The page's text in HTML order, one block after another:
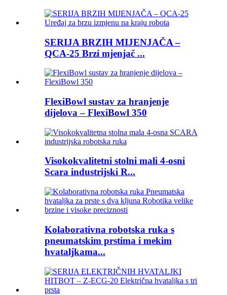
SERIJA BRZIH MIJENJAČA –
QCA-25 Brzi mjenjač ...
FlexiBowl sustav za hranjenje
dijelova – FlexiBowl 350
Visokokvalitetni stolni mali 4-osni
Scara industrijski R...
Kolaborativna robotska ruka s
pneumatskim prstima i mekim
hvataljkama...